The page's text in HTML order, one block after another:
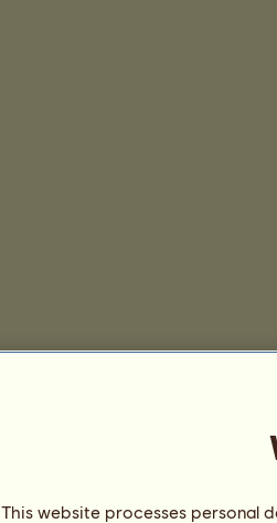
This website processes personal